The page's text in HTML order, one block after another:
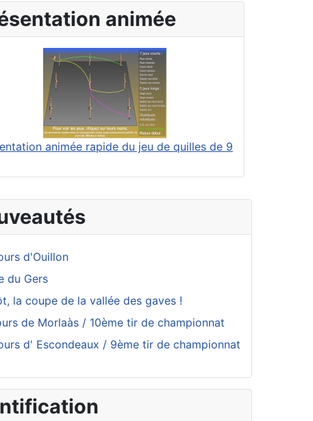
d'Ouillon
du Gers
la coupe de la vallée des gaves !
de Morlaàs / 10ème tir de championnat
d' Escondeaux / 9ème tir de championnat
animée
animée rapide du jeu de quilles de 9